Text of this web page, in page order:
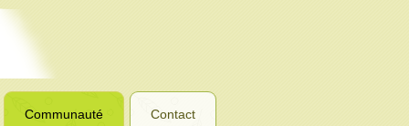
Communauté Contact